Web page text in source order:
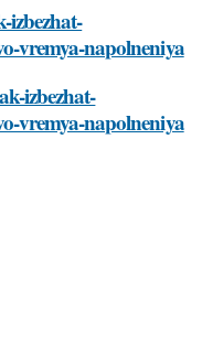
izbezhat-
vremya-napolneniya
izbezhat-
vremya-napolneniya